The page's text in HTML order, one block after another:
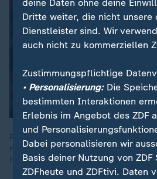
Felix Zwayer ist von der FIFA als
nominiert worden. Neben ihm sind
Robert Kempter und Christian Dietz
deine Daten ohne deine
Dritte weiter, die nicht unsere
Dienstleister sind. Wir
auch nicht zu kommerziellen
Zustimmungspflichtige
• Personalisierung:Die
bestimmten Interaktionen
Erlebnis im Angebot des ZDF
und
Dabei personalisieren wir
Basis deiner Nutzung von
ZDFheute und ZDFtivi. Daten